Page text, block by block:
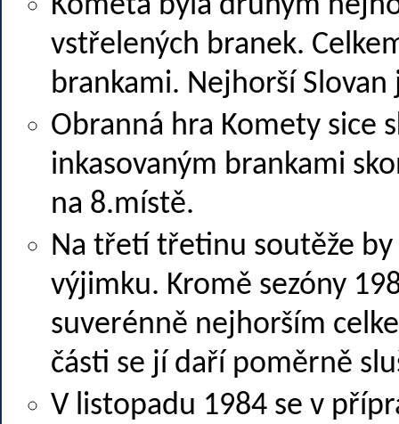
Kometa byla druhým
vstřelených branek.
brankami. Nejhorší
Obranná hra Komety sice
inkasovaným brankami
na 8.místě.
Na třetí třetinu soutěže
výjimku. Kromě sezóny
suverénně nejhorším
části se jí daří poměrně
V listopadu 1984 se v